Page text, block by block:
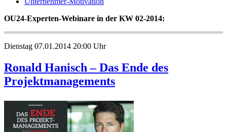
OU24-Experten-Webinare in der KW 02-2014:
Dienstag 07.01.2014 20:00 Uhr
Ronald Hanisch – Das Ende des
Projektmanagements